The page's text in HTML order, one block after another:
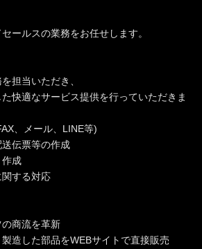
ールスの業務をお任せします。
担当いただき、
快適なサービス提供を行っていただきま
、メール、LINE等)
送伝票等の作成
作成
関する対応
の商流を革新
製造した部品をWEBサイトで直接販売